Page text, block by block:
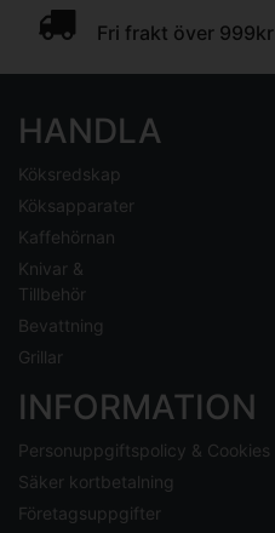
Fri frakt över 999kr
HANDLA
Köksredskap
Köksapparater
Kaffehörnan
Knivar &
Tillbehör
Bevattning
Grillar
INFORMATION
Personuppgiftspolicy & Cookies
Säker kortbetalning
Företagsuppgifter